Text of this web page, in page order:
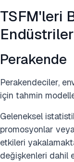
TSFM'leri
Endüstriler
Perakende
Perakendeciler,
için tahmin
Geleneksel
promosyonlar
etkileri
değişkenleri dahil